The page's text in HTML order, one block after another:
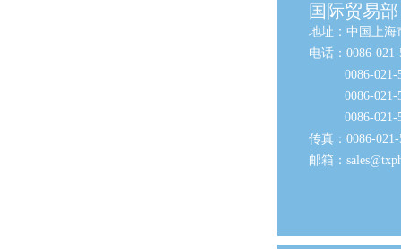
国际贸易部
地址：中国上海
电话：0086-021-
0086-021-
0086-021-
0086-021-
传真：0086-021-
邮箱：